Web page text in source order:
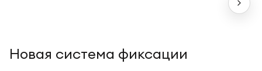
Новая система фиксации